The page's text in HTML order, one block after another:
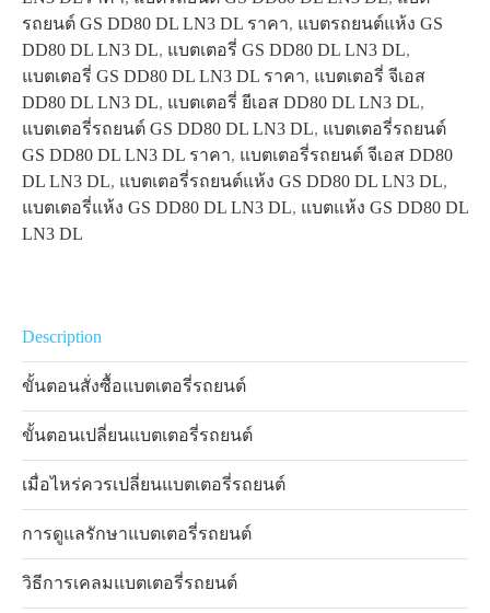
รถยนต์ GS DD80 DL LN3 DL ราคา, แบตรถยนต์แห้ง GS
DD80 DL LN3 DL, แบตเตอรี่ GS DD80 DL LN3 DL,
แบตเตอรี่ GS DD80 DL LN3 DL ราคา, แบตเตอรี่ จีเอส
DD80 DL LN3 DL, แบตเตอรี่ ยีเอส DD80 DL LN3 DL,
แบตเตอรี่รถยนต์ GS DD80 DL LN3 DL, แบตเตอรี่รถยนต์
GS DD80 DL LN3 DL ราคา, แบตเตอรี่รถยนต์ จีเอส DD80
DL LN3 DL, แบตเตอรี่รถยนต์แห้ง GS DD80 DL LN3 DL,
แบตเตอรี่แห้ง GS DD80 DL LN3 DL, แบตแห้ง GS DD80 DL
LN3 DL
Description
ขั้นตอนสั่งซื้อแบตเตอรี่รถยนต์
ขั้นตอนเปลี่ยนแบตเตอรี่รถยนต์
เมื่อไหร่ควรเปลี่ยนแบตเตอรี่รถยนต์
การดูแลรักษาแบตเตอรี่รถยนต์
วิธีการเคลมแบตเตอรี่รถยนต์